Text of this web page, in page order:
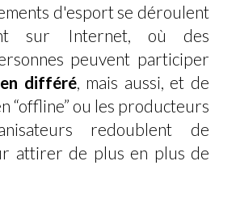
d'esport se déroulent
sur Internet, où des
peuvent participer
différé, mais aussi, et de
“offline” ou les producteurs
redoublent de
attirer de plus en plus de